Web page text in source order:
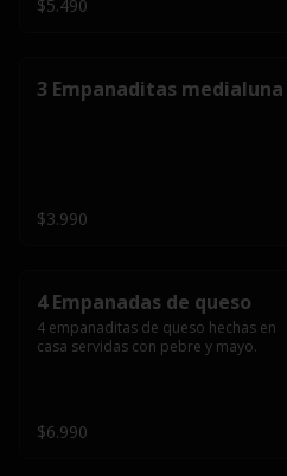
$5.490
3 Empanaditas medialuna
$3.990
4 Empanadas de queso
4 empanaditas de queso hechas en
casa servidas con pebre y mayo.
$6.990